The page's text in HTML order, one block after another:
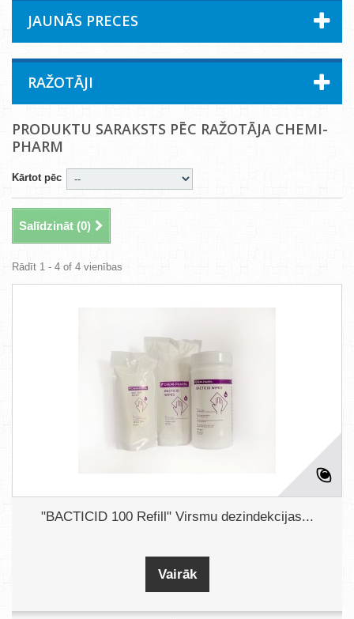
JAUNĀS PRECES
RAŽOTĀJI
PRODUKTU SARAKSTS PĒC RAŽOTĀJA CHEMI-
PHARM
Kārtot pēc
Salīdzināt (0)
Rādīt 1 - 4 of 4 vienības
"BACTICID 100 Refill" Virsmu dezindekcijas...
Vairāk